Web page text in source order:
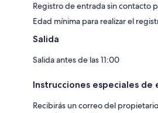
Registro de entrada sin contacto
Edad mínima para realizar el
Salida
Salida antes de las 11:00
Instrucciones especiales de
Recibirás un correo del